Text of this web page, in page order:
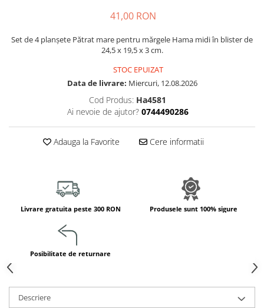
Instrumente muzicale
Dezvoltare cognitiva
Jucării de sortare
Dezvoltare psihomotrica
Dezvoltare proprioceptiva
Jucarii de echilibru
Mingi terapeutice
Module din burete
Motricitate fina
Motricitate grosiera
Recunoasterea formelor
Saltele
Trasee de motricitate
41,00 RON
Set de 4 planșete Pătrat mare pentru mărgele Hama midi în blister de
24,5 x 19,5 x 3 cm.
STOC EPUIZAT
Data de livrare: Miercuri, 12.08.2026
Cod Produs: Ha4581
Ai nevoie de ajutor? 0744490286
Adauga la Favorite Cere informatii
Livrare gratuita peste 300 RON Produsele sunt 100% sigure
Posibilitate de returnare
Descriere